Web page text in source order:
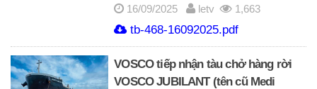
16/09/2025 letv 1,663
tb-468-16092025.pdf
VOSCO tiếp nhận tàu chở hàng rời
VOSCO JUBILANT (tên cũ Medi